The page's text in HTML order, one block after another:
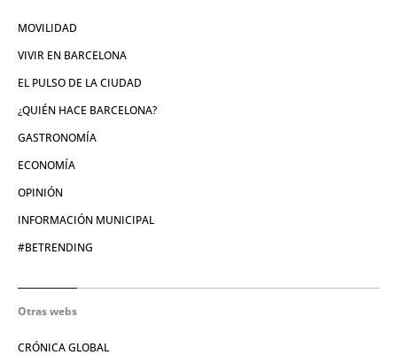
MOVILIDAD
VIVIR EN BARCELONA
EL PULSO DE LA CIUDAD
¿QUIÉN HACE BARCELONA?
GASTRONOMÍA
ECONOMÍA
OPINIÓN
INFORMACIÓN MUNICIPAL
#BETRENDING
Otras webs
CRÓNICA GLOBAL